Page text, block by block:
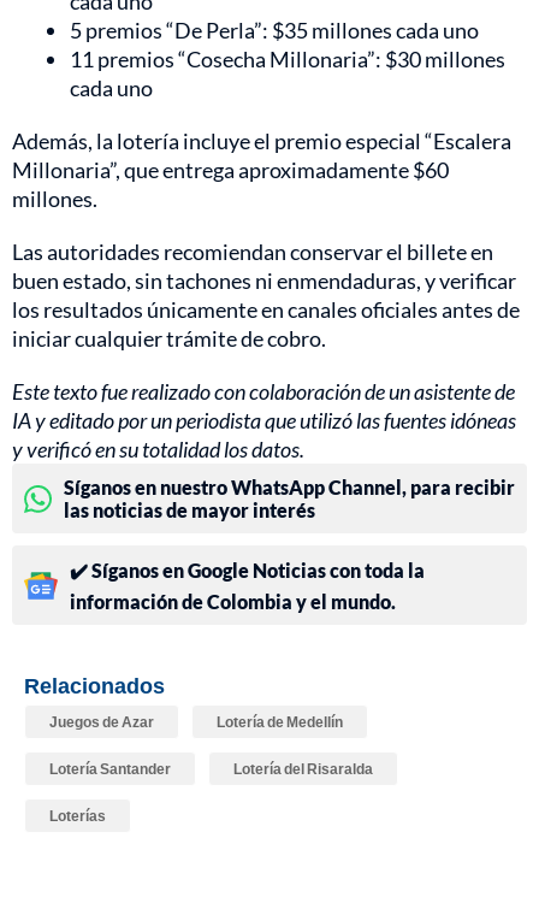
5 premios “De Perla”: $35 millones cada uno
11 premios “Cosecha Millonaria”: $30 millones
cada uno
Además, la lotería incluye el premio especial “Escalera
Millonaria”, que entrega aproximadamente $60
millones.
Las autoridades recomiendan conservar el billete en
buen estado, sin tachones ni enmendaduras, y verificar
los resultados únicamente en canales oficiales antes de
iniciar cualquier trámite de cobro.
Este texto fue realizado con colaboración de un asistente de
IA y editado por un periodista que utilizó las fuentes idóneas
y verificó en su totalidad los datos.
Síganos en nuestro WhatsApp Channel, para recibir
las noticias de mayor interés
✔️ Síganos en Google Noticias con toda la
información de Colombia y el mundo.
Relacionados
Juegos de Azar Lotería de Medellín
Lotería Santander Lotería del Risaralda
Loterías